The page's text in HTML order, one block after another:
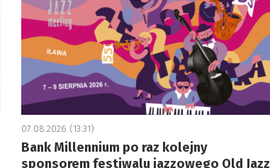
07.08.2026 (13:31)
Bank Millennium po raz kolejny
sponsorem festiwalu jazzowego Old Jazz